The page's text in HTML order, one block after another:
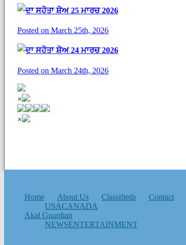
ਦਾ ਸਹੋਤਾ ਸ਼ੋਅ 25 ਮਾਰਚ 2026
Posted on March 25th, 2026
ਦਾ ਸਹੋਤਾ ਸ਼ੋਅ 24 ਮਾਰਚ 2026
Posted on March 24th, 2026
×
×
Home About Us Classifieds Contact
USACANADA
Akal Guardian
NEWSENTERTAINMENT